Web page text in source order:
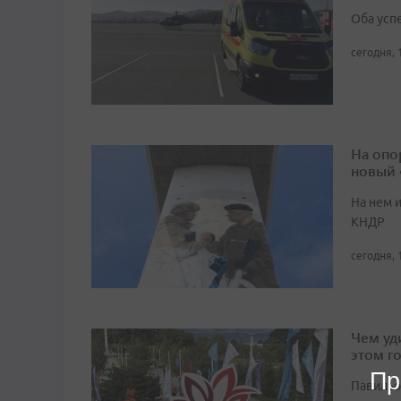
Оба
сегодня,
На
новый
На нем
КНДР
сегодня,
Чем
этом